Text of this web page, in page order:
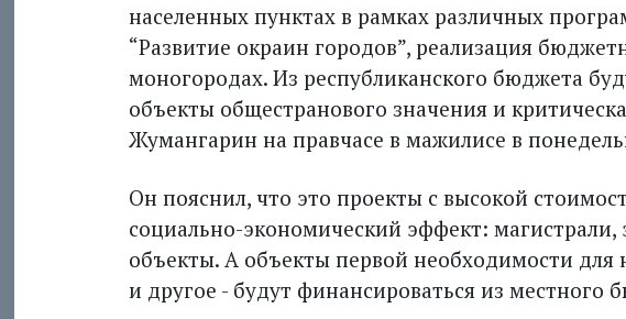
населенных пунктах в рамках различных
“Развитие окраин городов”, реализация
моногородах. Из рес­публиканского бюджета
объекты общестранового значения и
Жумангарин на правчасе в мажилисе в
Он пояснил, что это проекты с высокой
социально-экономический эффект: магистрали,
объекты. А объекты первой необходимости для
и другое - будут финансироваться из местного